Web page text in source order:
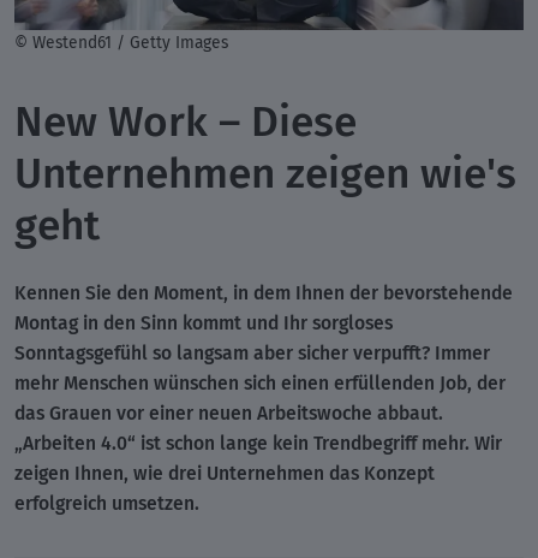
© Westend61 / Getty Images
New Work – Diese
Unternehmen zeigen wie's
geht
Kennen Sie den Moment, in dem Ihnen der bevorstehende
Montag in den Sinn kommt und Ihr sorgloses
Sonntagsgefühl so langsam aber sicher verpufft? Immer
mehr Menschen wünschen sich einen erfüllenden Job, der
das Grauen vor einer neuen Arbeitswoche abbaut.
„Arbeiten 4.0“ ist schon lange kein Trendbegriff mehr. Wir
zeigen Ihnen, wie drei Unternehmen das Konzept
erfolgreich umsetzen.